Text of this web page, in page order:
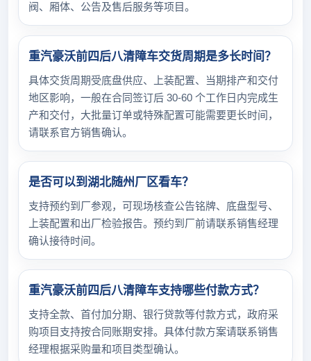
阀、厢体、公告及售后服务等项目。
重汽豪沃前四后八清障车交货周期是多长时间？
具体交货周期受底盘供应、上装配置、当期排产和交付
地区影响，一般在合同签订后 30-60 个工作日内完成生
产和交付，大批量订单或特殊配置可能需要更长时间，
请联系官方销售确认。
是否可以到湖北随州厂区看车？
支持预约到厂参观，可现场核查公告铭牌、底盘型号、
上装配置和出厂检验报告。预约到厂前请联系销售经理
确认接待时间。
重汽豪沃前四后八清障车支持哪些付款方式？
支持全款、首付加分期、银行贷款等付款方式，政府采
购项目支持按合同账期安排。具体付款方案请联系销售
经理根据采购量和项目类型确认。